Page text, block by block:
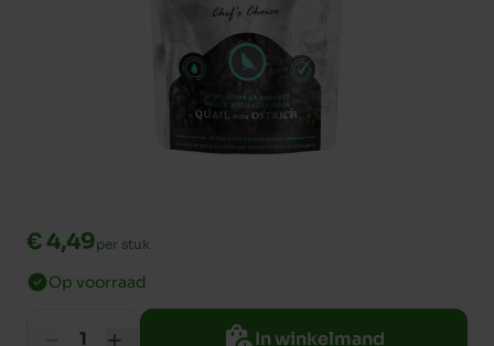
€ 4,49per stuk
Op voorraad
In winkelmand